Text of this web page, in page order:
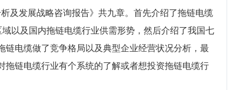
发展战略咨询报告》共九章。首先介绍了拖链电缆
以及国内拖链电缆行业供需形势，然后介绍了我国七
电缆做了竞争格局以及典型企业经营状况分析，最
链电缆行业有个系统的了解或者想投资拖链电缆行